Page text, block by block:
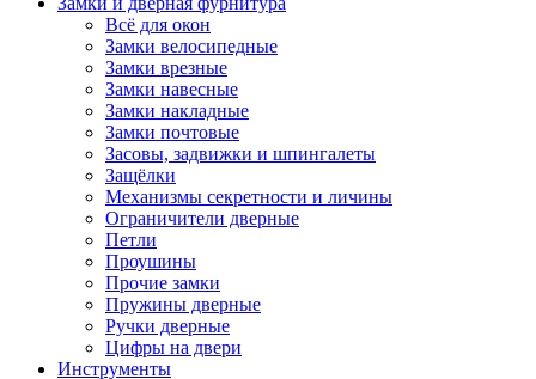
Всё для окон
Замки велосипедные
Замки врезные
Замки навесные
Замки накладные
Замки почтовые
Засовы, задвижки и шпингалеты
Защёлки
Механизмы секретности и личины
Ограничители дверные
Петли
Проушины
Прочие замки
Пружины дверные
Ручки дверные
Цифры на двери
Инструменты